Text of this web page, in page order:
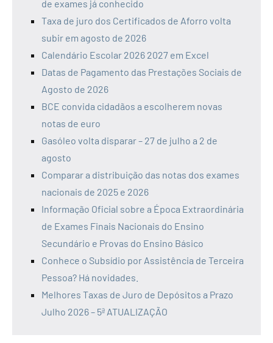
de exames já conhecido
Taxa de juro dos Certificados de Aforro volta
subir em agosto de 2026
Calendário Escolar 2026 2027 em Excel
Datas de Pagamento das Prestações Sociais de
Agosto de 2026
BCE convida cidadãos a escolherem novas
notas de euro
Gasóleo volta disparar – 27 de julho a 2 de
agosto
Comparar a distribuição das notas dos exames
nacionais de 2025 e 2026
Informação Oficial sobre a Época Extraordinária
de Exames Finais Nacionais do Ensino
Secundário e Provas do Ensino Básico
Conhece o Subsídio por Assistência de Terceira
Pessoa? Há novidades.
Melhores Taxas de Juro de Depósitos a Prazo
Julho 2026 – 5ª ATUALIZAÇÃO